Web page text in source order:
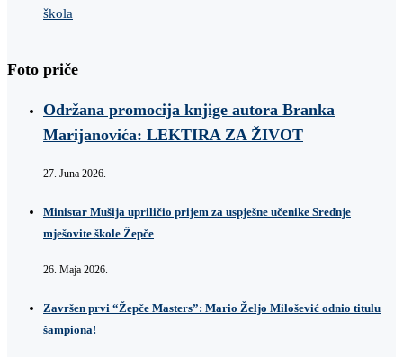
škola
Foto priče
Održana promocija knjige autora Branka
Marijanovića: LEKTIRA ZA ŽIVOT
27. Juna 2026.
Ministar Mušija upriličio prijem za uspješne učenike Srednje
mješovite škole Žepče
26. Maja 2026.
Završen prvi “Žepče Masters”: Mario Željo Milošević odnio titulu
šampiona!